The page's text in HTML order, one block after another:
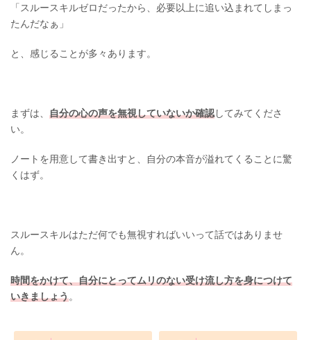
「スルースキルゼロだったから、必要以上に追い込まれてしまっ
たんだなぁ」
と、感じることが多々あります。
まずは、 自分の心の声を無視していないか確認してみてくださ
い。
ノートを用意して書き出すと、自分の本音が溢れてくることに驚
くはず。
スルースキルはただ何でも無視すればいいって話ではありませ
ん。
時間をかけて、自分にとってムリのない受け流し方を身につけて
いきましょう。